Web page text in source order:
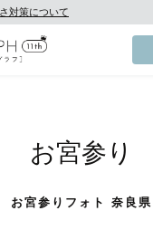
対策について
お宮参り
お宮参りフォト 奈良県